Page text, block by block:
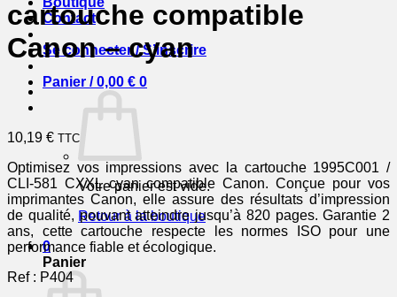
Contact
Se connecter / S’inscrire
Panier /0,00 € 0
Votre panier est vide.
Retour à la boutique
0
Panier
cartouche compatible
Canon – cyan
10,19 € TTC
Optimisez vos impressions avec la cartouche 1995C001 /
CLI-581 CXXL cyan compatible Canon. Conçue pour vos
imprimantes Canon, elle assure des résultats d’impression
de qualité, pouvant atteindre jusqu’à 820 pages. Garantie 2
ans, cette cartouche respecte les normes ISO pour une
performance fiable et écologique.
Ref : P404